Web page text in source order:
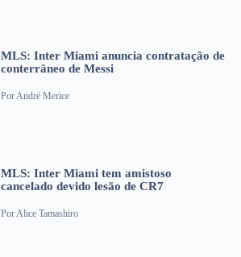
MLS: Inter Miami anuncia contratação de
conterrâneo de Messi
PorAndré Merice
MLS: Inter Miami tem amistoso
cancelado devido lesão de CR7
PorAlice Tamashiro